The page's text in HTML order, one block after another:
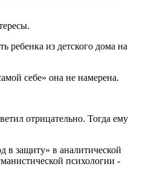
ребенка из детского дома на
себе» она не намерена.
отрицательно. Тогда ему
в защиту» в аналитической
психологии -